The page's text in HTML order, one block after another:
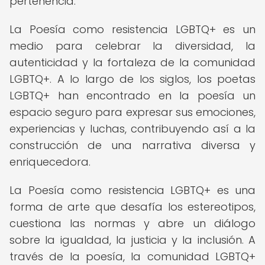
La Poesía como resistencia LGBTQ+ es un
medio para celebrar la diversidad, la
autenticidad y la fortaleza de la comunidad
LGBTQ+. A lo largo de los siglos, los poetas
LGBTQ+ han encontrado en la poesía un
espacio seguro para expresar sus emociones,
experiencias y luchas, contribuyendo así a la
construcción de una narrativa diversa y
enriquecedora.
La Poesía como resistencia LGBTQ+ es una
forma de arte que desafía los estereotipos,
cuestiona las normas y abre un diálogo
sobre la igualdad, la justicia y la inclusión. A
través de la poesía, la comunidad LGBTQ+